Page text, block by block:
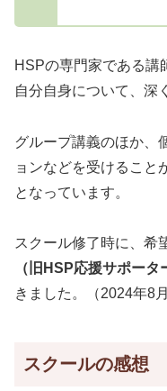
HSPの専門家である講
自分自身について、深
グループ講義のほか、
ョンなどを受けること
となっています。
スクール修了時に、希
（旧HSP応援サポータ
きました。（2024年8
スクールの感想